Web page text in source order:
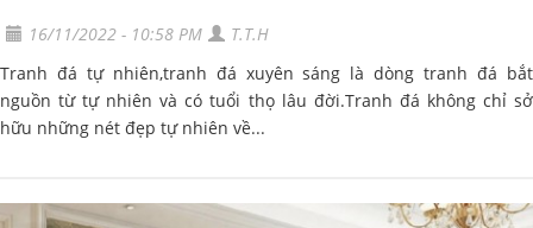
16/11/2022 - 10:58 PM
T.T.H
Tranh đá tự nhiên,tranh đá xuyên sáng là dòng tranh đá bắt
nguồn từ tự nhiên và có tuổi thọ lâu đời.Tranh đá không chỉ sở
hữu những nét đẹp tự nhiên về...